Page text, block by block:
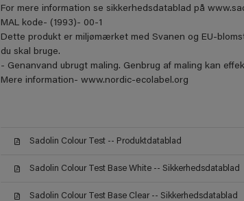
For mere information se sikkerhedsdatablad på
MAL kode- (1993)- 00-1
Dette produkt er miljømærket med Svanen og EU-
du skal bruge.
- Genanvand ubrugt maling. Genbrug af maling kan
Mere information- www.nordic-ecolabel.org
Sadolin Colour Test -- Produktdatablad
Sadolin Colour Test Base White -- Sikkerhedsdatablad
Sadolin Colour Test Base Clear -- Sikkerhedsdatablad